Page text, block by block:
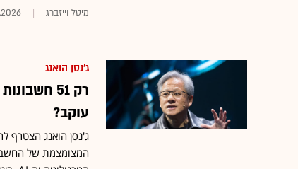
מיטל וייזברג
ג'נסן הואנג
עוקב?
המצומצמת של